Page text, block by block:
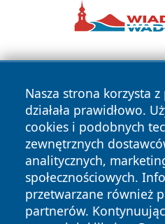
Nasza strona korzysta
działała prawidłowo.
cookies i podobnych
zewnętrznych
analitycznych,
społecznościowych.
przetwarzane również
partnerów.
Copyright © 2026
zastrzeżone.
News Autorzy
Polityka